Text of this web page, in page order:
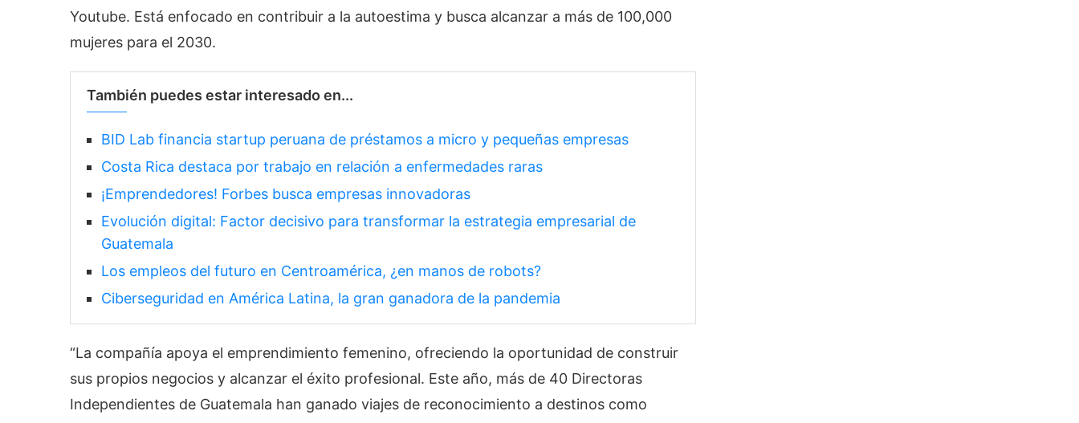
Youtube. Está enfocado en contribuir a la autoestima y busca alcanzar a más de 100,000
mujeres para el 2030.
También puedes estar interesado en...
BID Lab financia startup peruana de préstamos a micro y pequeñas empresas
Costa Rica destaca por trabajo en relación a enfermedades raras
¡Emprendedores! Forbes busca empresas innovadoras
Evolución digital: Factor decisivo para transformar la estrategia empresarial de
Guatemala
Los empleos del futuro en Centroamérica, ¿en manos de robots?
Ciberseguridad en América Latina, la gran ganadora de la pandemia
“La compañía apoya el emprendimiento femenino, ofreciendo la oportunidad de construir
sus propios negocios y alcanzar el éxito profesional. Este año, más de 40 Directoras
Independientes de Guatemala han ganado viajes de reconocimiento a destinos como